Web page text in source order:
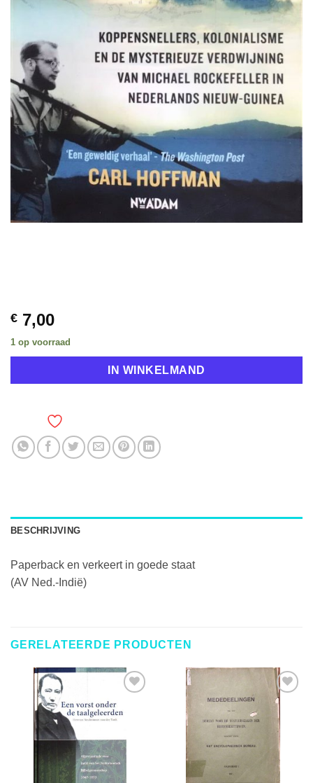
€ 7,00
1 op voorraad
IN WINKELMAND
BESCHRIJVING
Paperback en verkeert in goede staat
(AV Ned.-Indië)
GERELATEERDE PRODUCTEN
TOEVOEGEN
AAN
VERLANGLIJST
TOEVOEGEN
AAN
VERLANGLIJST